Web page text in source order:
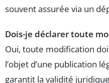
souvent assurée via un
Dois-je déclarer toute
Oui, toute modification
l’objet d’une publication
garantit la validité